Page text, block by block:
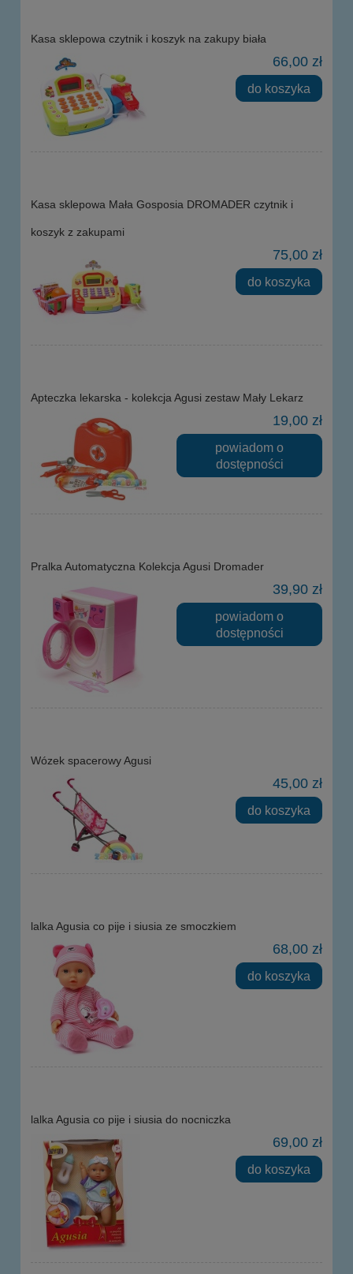
Kasa sklepowa czytnik i koszyk na zakupy biała
66,00 zł
do koszyka
Kasa sklepowa Mała Gosposia DROMADER czytnik i
koszyk z zakupami
75,00 zł
do koszyka
Apteczka lekarska - kolekcja Agusi zestaw Mały Lekarz
19,00 zł
powiadom o
dostępności
Pralka Automatyczna Kolekcja Agusi Dromader
39,90 zł
powiadom o
dostępności
Wózek spacerowy Agusi
45,00 zł
do koszyka
lalka Agusia co pije i siusia ze smoczkiem
68,00 zł
do koszyka
lalka Agusia co pije i siusia do nocniczka
69,00 zł
do koszyka